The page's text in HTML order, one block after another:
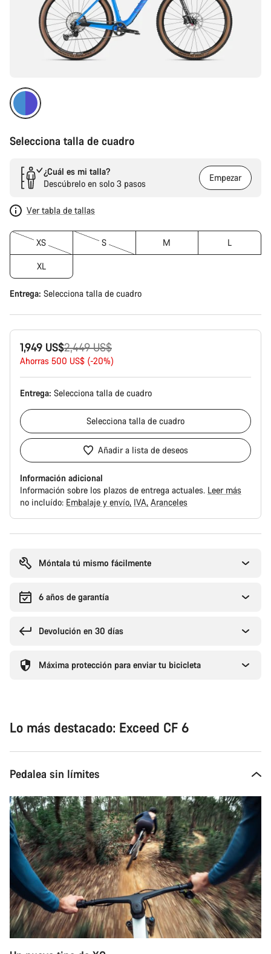
Selecciona talla de cuadro
¿Cuál es mi talla?
Descúbrelo en solo 3 pasos
Empezar
Ver tabla de tallas
XS S M L
XL
Entrega: Selecciona talla de cuadro
1,949 US$
Precio
original
2,449 US$
Ahorras 500 US$ (-20%)
Entrega: Selecciona talla de cuadro
Selecciona talla de cuadro
Añadir a lista de deseos
Información adicional
Información sobre los plazos de entrega actuales. Leer más
no incluído: Embalaje y envío IVA Aranceles
compra
Móntala tú mismo fácilmente
6 años de garantía
Devolución en 30 días
Máxima protección para enviar tu bicicleta
Lo más destacado: Exceed CF 6
Pedalea sin límites